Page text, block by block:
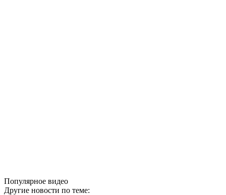
Популярное видео
Другие новости по теме: